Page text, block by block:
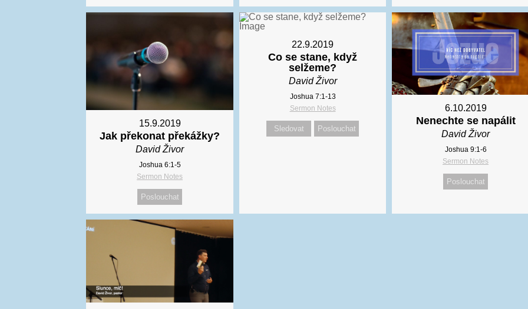
15.9.2019
Jak překonat překážky?
David Živor
Joshua 6:1-5
Sermon Notes
Poslouchat
22.9.2019
Co se stane, když
selžeme?
David Živor
Joshua 7:1-13
Sermon Notes
Sledovat Poslouchat
6.10.2019
Nenechte se napálit
David Živor
Joshua 9:1-6
Sermon Notes
Poslouchat